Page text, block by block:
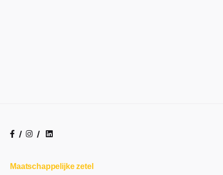
/ /
Maatschappelijke zetel